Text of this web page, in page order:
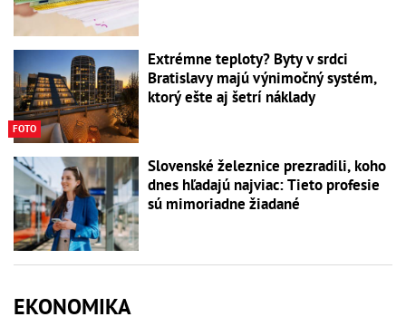
FOTO
Extrémne teploty? Byty v srdci
Bratislavy majú výnimočný systém,
ktorý ešte aj šetrí náklady
Slovenské železnice prezradili, koho
dnes hľadajú najviac: Tieto profesie
sú mimoriadne žiadané
EKONOMIKA